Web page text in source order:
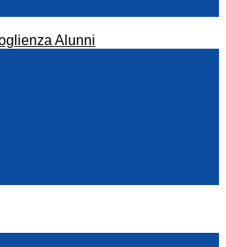
Alunni